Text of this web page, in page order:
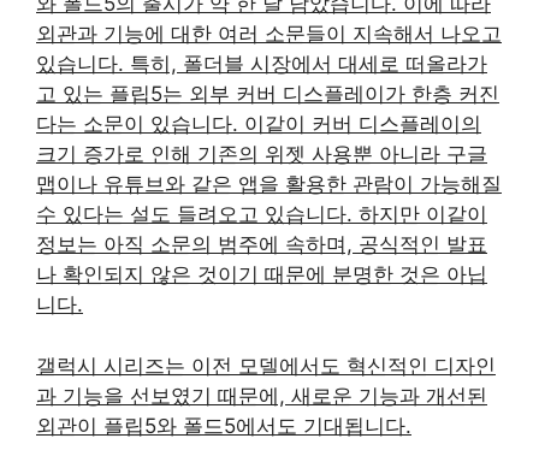
외관과 기능에 대한 여러 소문들이 지속해서 나오고
있습니다. 특히, 폴더블 시장에서 대세로 떠올라가
고 있는 플립5는 외부 커버 디스플레이가 한층 커진
다는 소문이 있습니다. 이같이 커버 디스플레이의
크기 증가로 인해 기존의 위젯 사용뿐 아니라 구글
맵이나 유튜브와 같은 앱을 활용한 관람이 가능해질
수 있다는 설도 들려오고 있습니다. 하지만 이같이
정보는 아직 소문의 범주에 속하며, 공식적인 발표
나 확인되지 않은 것이기 때문에 분명한 것은 아닙
니다.
갤럭시 시리즈는 이전 모델에서도 혁신적인 디자인
과 기능을 선보였기 때문에, 새로운 기능과 개선된
외관이 플립5와 폴드5에서도 기대됩니다.